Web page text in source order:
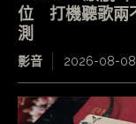
位 打機聽歌兩
測
影音 2026-08-08